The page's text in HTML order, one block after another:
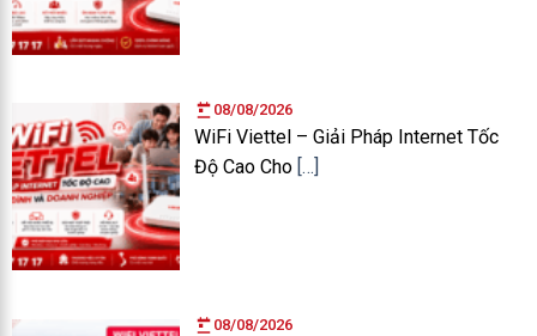
08/08/2026
WiFi Viettel – Giải Pháp Internet Tốc
Độ Cao Cho […]
08/08/2026